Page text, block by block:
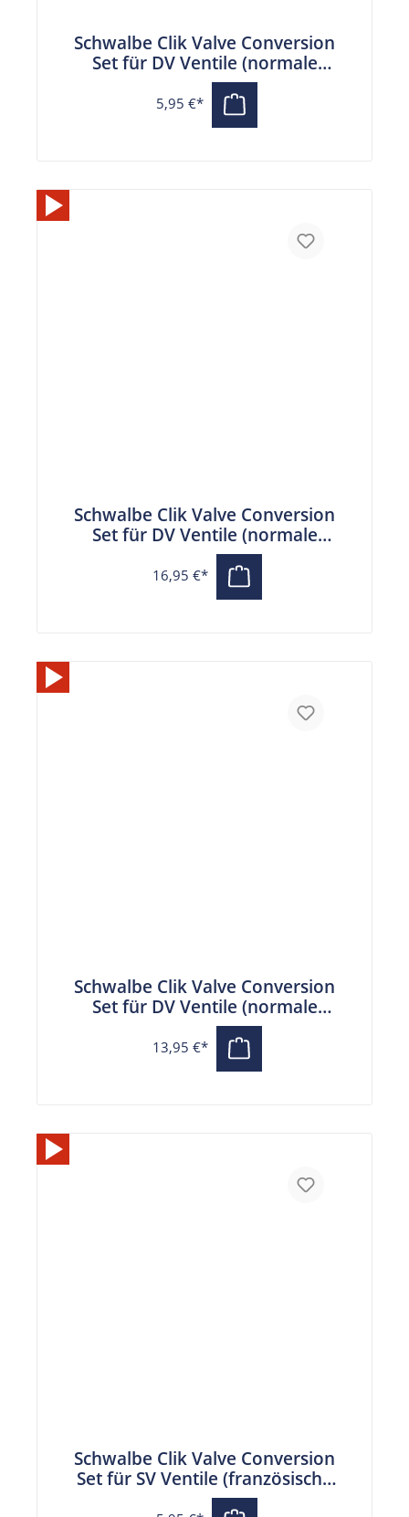
Schwalbe Clik Valve Conversion
Set für DV Ventile (normale
Fahrradventile)
5,95 €*
Schwalbe Clik Valve Conversion
Set für DV Ventile (normale
Fahrradventile) mit
Pumpenkopf
16,95 €*
Schwalbe Clik Valve Conversion
Set für DV Ventile (normale
Fahrradventile) mit
Pumpenkopfadapter
13,95 €*
Schwalbe Clik Valve Conversion
Set für SV Ventile (französische
Ventile)